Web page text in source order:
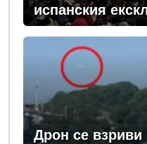
испанския
Дрон се